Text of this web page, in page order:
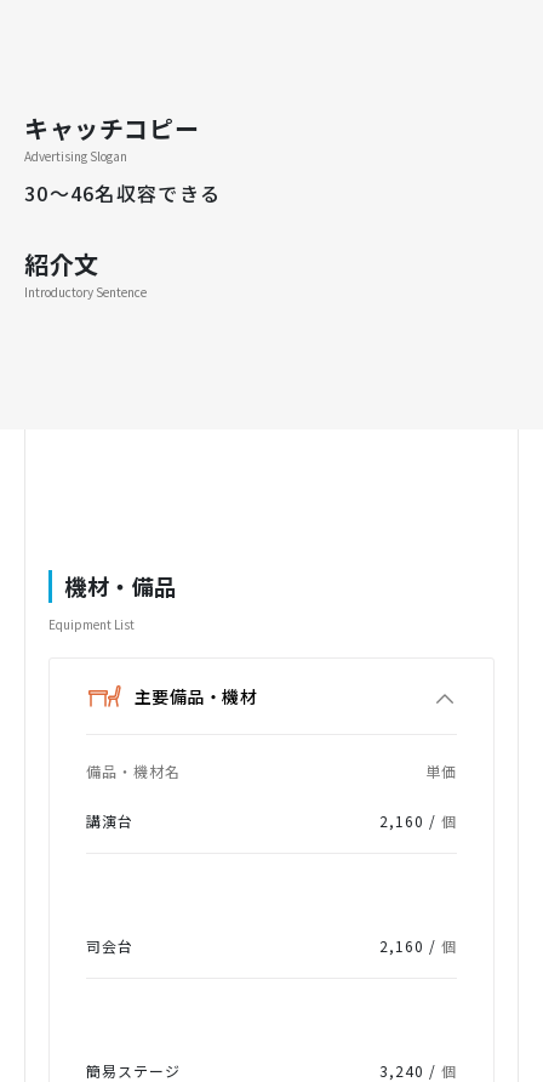
キャッチコピー
Advertising Slogan
30～46名収容できる
紹介文
Introductory Sentence
機材・備品
Equipment List
主要備品・機材
備品・機材名 単価
講演台 2,160 /個
司会台 2,160 /個
簡易ステージ 3,240 /個